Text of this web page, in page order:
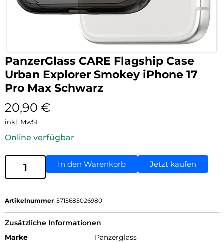
PanzerGlass CARE Flagship Case
Urban Explorer Smokey iPhone 17
Pro Max Schwarz
20,90 €
inkl. MwSt.
Online verfügbar
In den Warenkorb Jetzt kaufen
Artikelnummer 5715685026980
Zusätzliche Informationen
Marke
Panzerglass